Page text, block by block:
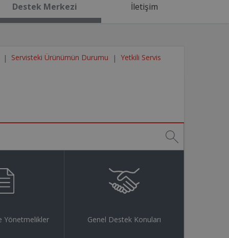
Destek Merkezi İletişim
Servisteki Ürünümün Durumu Yetkili Servis
Yönetmelikler Genel Destek Konuları